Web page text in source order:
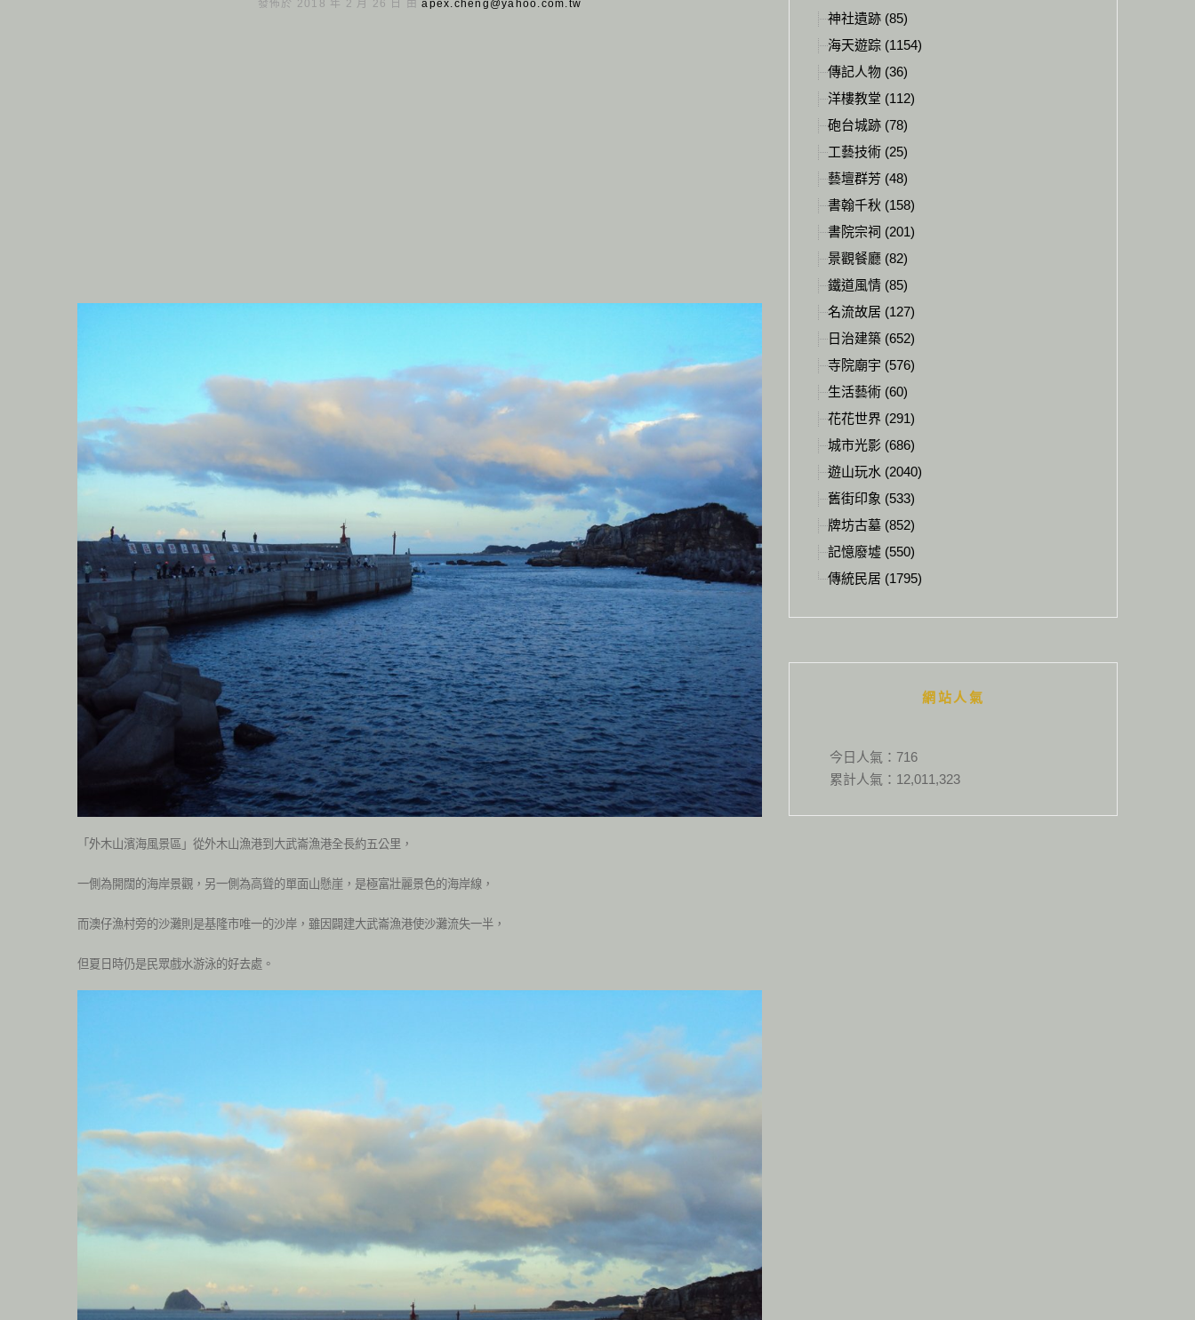
發佈於 2018 年 2 月 26 日 由apex.cheng@yahoo.com.tw
「外木山濱海風景區」從外木山漁港到大武崙漁港全長約五公里，
一側為開闊的海岸景觀，另一側為高聳的單面山懸崖，是極富壯麗景色的海岸線，
而澳仔漁村旁的沙灘則是基隆市唯一的沙岸，雖因闢建大武崙漁港使沙灘流失一半，
但夏日時仍是民眾戲水游泳的好去處。
神社遺跡 (85)
海天遊踪 (1154)
傳記人物 (36)
洋樓教堂 (112)
砲台城跡 (78)
工藝技術 (25)
藝壇群芳 (48)
書翰千秋 (158)
書院宗祠 (201)
景觀餐廳 (82)
鐵道風情 (85)
名流故居 (127)
日治建築 (652)
寺院廟宇 (576)
生活藝術 (60)
花花世界 (291)
城市光影 (686)
遊山玩水 (2040)
舊街印象 (533)
牌坊古墓 (852)
記憶廢墟 (550)
傳統民居 (1795)
網站人氣
今日人氣： 716
累計人氣： 12,011,323